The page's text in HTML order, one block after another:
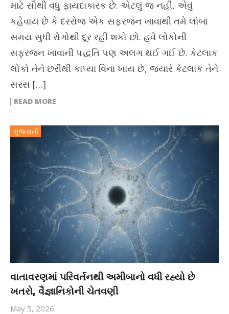
માટે સૌથી વધુ ફાયદાકારક છે. એટલું જ નહીં, એવું
કહેવાય છે કે દરરોજ એક સફરજન ખાવાથી તમે લાંબા
સમય સુધી રોગોથી દૂર રહી શકો છો. હવે લોકોની
સફરજન ખાવાની પદ્ધતિ પણ અલગ થઈ ગઈ છે. કેટલાક
લોકો તેને છરીથી કાપ્યા વિના ખાય છે, જ્યારે કેટલાક તેને
સરસ […]
READ MORE
ગુજરાતી
વાતાવરણમાં પરિવર્તનથી અમીબાનો વધી રહ્યો છે
ખતરો, વૈજ્ઞાનિકોની ચેતવણી
May 5, 2026